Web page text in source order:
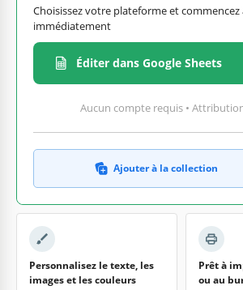
Choisissez votre plateforme et
immédiatement
Éditer dans Google Sheets
Aucun compte requis •
Ajouter à la collection
Personnalisez le texte, les
images et les couleurs
Prêt à
ou au